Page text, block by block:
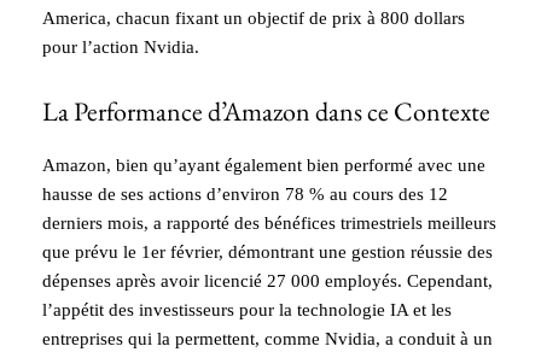
America, chacun fixant un objectif de prix à 800 dollars
pour l’action Nvidia.
La Performance d’Amazon dans ce Contexte
Amazon, bien qu’ayant également bien performé avec une
hausse de ses actions d’environ 78 % au cours des 12
derniers mois, a rapporté des bénéfices trimestriels meilleurs
que prévu le 1er février, démontrant une gestion réussie des
dépenses après avoir licencié 27 000 employés. Cependant,
l’appétit des investisseurs pour la technologie IA et les
entreprises qui la permettent, comme Nvidia, a conduit à un